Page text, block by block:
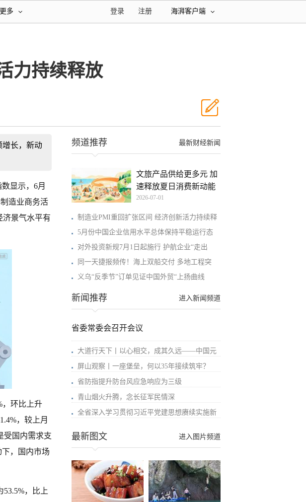
更多 海湃客户端
注册
登录
力持续释放
增长，新动
显示，6月
造业商务活
济景气水平有
，环比上升
，较上月
受国内需求支
，国内市场
，比上
最新财经新闻
频道推荐
文旅产品供给更多元 加
速释放夏日消费新动能
2026-07-01
制造业PMI重回扩张区间 经济创新活力持续释
5月份中国企业信用水平总体保持平稳运行态
对外投资新规7月1日起施行 护航企业“走出
同一天捷报频传！海上双船交付 多地工程突
义乌“反季节”订单见证中国外贸“上扬曲线
进入新闻频道
新闻推荐
省委常委会召开会议
大道行天下丨以心相交，成其久远——中国元
屏山观察丨一座堡垒，何以35年接续筑牢？
省防指提升防台风应急响应为三级
青山烟火升腾，念长征军民情深
全省深入学习贯彻习近平党建思想赓续实施新
进入图片频道
最新图文